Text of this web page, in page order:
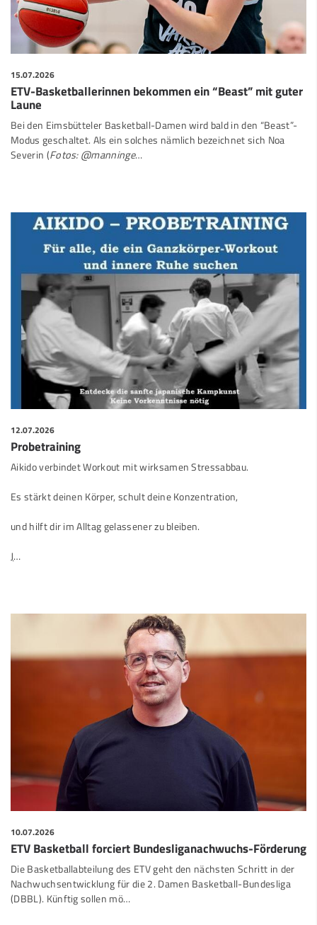
15.07.2026
ETV-Basketballerinnen bekommen ein “Beast” mit guter
Laune
Bei den Eimsbütteler Basketball-Damen wird bald in den “Beast”-
Modus geschaltet. Als ein solches nämlich bezeichnet sich Noa
Severin (Fotos: @manninge…
12.07.2026
Probetraining
Aikido verbindet Workout mit wirksamen Stressabbau.
Es stärkt deinen Körper, schult deine Konzentration,
und hilft dir im Alltag gelassener zu bleiben.
J…
10.07.2026
ETV Basketball forciert Bundesliganachwuchs-Förderung
Die Basketballabteilung des ETV geht den nächsten Schritt in der
Nachwuchsentwicklung für die 2. Damen Basketball-Bundesliga
(DBBL). Künftig sollen mö…